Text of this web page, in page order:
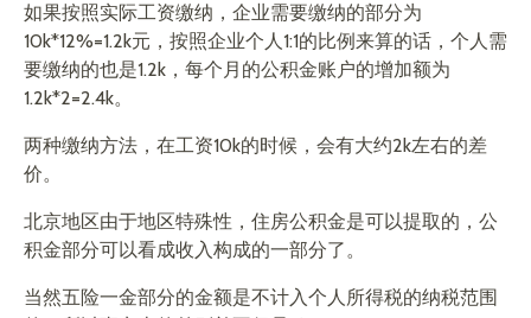
如果按照实际工资缴纳，企业需要缴纳的部分为
10k*12%=1.2k元，按照企业个人1:1的比例来算的话，个人需
要缴纳的也是1.2k，每个月的公积金账户的增加额为
1.2k*2=2.4k。
两种缴纳方法，在工资10k的时候，会有大约2k左右的差
价。
北京地区由于地区特殊性，住房公积金是可以提取的，公
积金部分可以看成收入构成的一部分了。
当然五险一金部分的金额是不计入个人所得税的纳税范围